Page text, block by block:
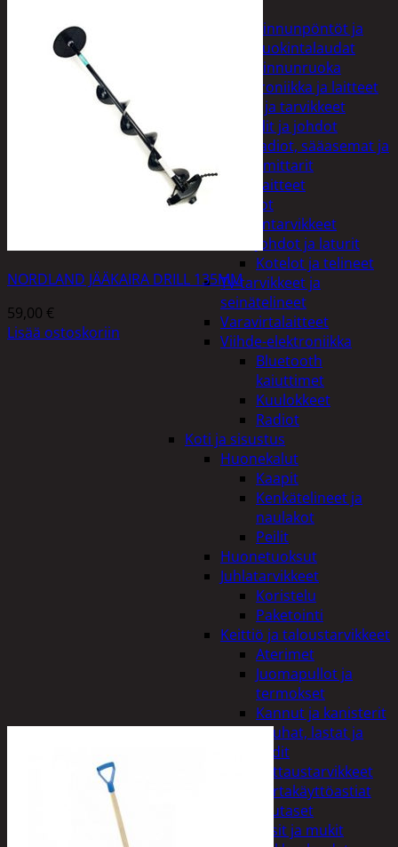
Linnunpöntöt ja
ruokintalaudat
Linnunruoka
Kodin elektroniikka ja laitteet
Imurit ja tarvikkeet
Kaapelit ja johdot
Kelloradiot, sääasemat ja
lämpömittarit
Oheislaitteet
Paristot
Puhelintarvikkeet
Johdot ja laturit
Kotelot ja telineet
Tv-tarvikkeet ja
seinätelineet
Varavirtalaitteet
Viihde-elektroniikka
Bluetooth
kaiuttimet
Kuulokkeet
Radiot
Koti ja sisustus
Huonekalut
Kaapit
Kenkätelineet ja
naulakot
Peilit
Huonetuoksut
Juhlatarvikkeet
Koristelu
Paketointi
Keittiö ja taloustarvikkeet
Aterimet
Juomapullot ja
termokset
Kannut ja kanisterit
Kauhat, lastat ja
sudit
Kattaustarvikkeet
Kertakäyttöastiat
Lautaset
Lasit ja mukit
NORDLAND JÄÄKAIRA DRILL 135MM
59,00 €
Lisää ostoskoriin